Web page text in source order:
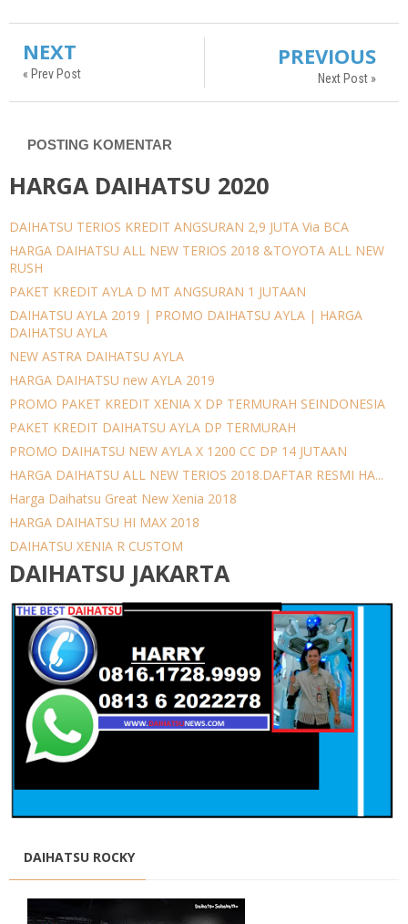
NEXT
« Prev Post
PREVIOUS
Next Post »
POSTING KOMENTAR
HARGA DAIHATSU 2020
DAIHATSU TERIOS KREDIT ANGSURAN 2,9 JUTA Via BCA
HARGA DAIHATSU ALL NEW TERIOS 2018 &TOYOTA ALL NEW
RUSH
PAKET KREDIT AYLA D MT ANGSURAN 1 JUTAAN
DAIHATSU AYLA 2019 | PROMO DAIHATSU AYLA | HARGA
DAIHATSU AYLA
NEW ASTRA DAIHATSU AYLA
HARGA DAIHATSU new AYLA 2019
PROMO PAKET KREDIT XENIA X DP TERMURAH SEINDONESIA
PAKET KREDIT DAIHATSU AYLA DP TERMURAH
PROMO DAIHATSU NEW AYLA X 1200 CC DP 14 JUTAAN
HARGA DAIHATSU ALL NEW TERIOS 2018.DAFTAR RESMI HA...
Harga Daihatsu Great New Xenia 2018
HARGA DAIHATSU HI MAX 2018
DAIHATSU XENIA R CUSTOM
DAIHATSU JAKARTA
DAIHATSU ROCKY